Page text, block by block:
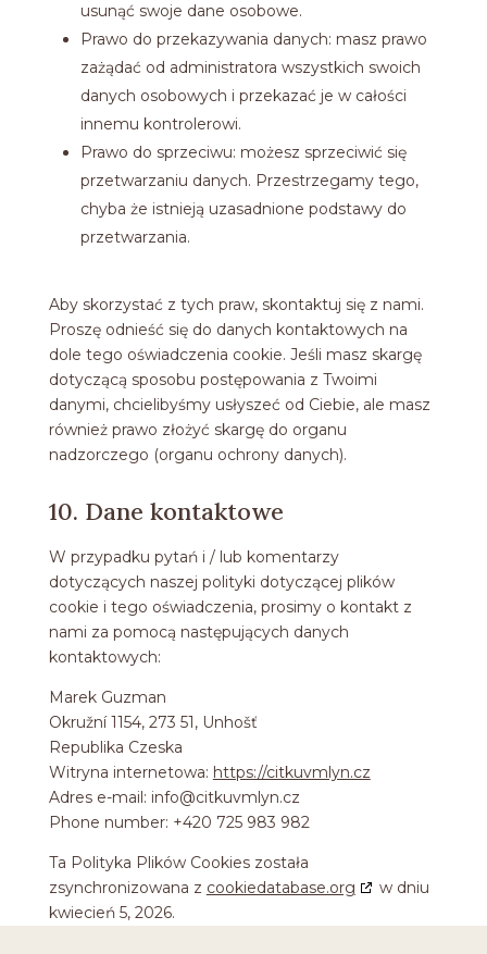
usunąć swoje dane osobowe.
Prawo do przekazywania danych: masz prawo
zażądać od administratora wszystkich swoich
danych osobowych i przekazać je w całości
innemu kontrolerowi.
Prawo do sprzeciwu: możesz sprzeciwić się
przetwarzaniu danych. Przestrzegamy tego,
chyba że istnieją uzasadnione podstawy do
przetwarzania.
Aby skorzystać z tych praw, skontaktuj się z nami.
Proszę odnieść się do danych kontaktowych na
dole tego oświadczenia cookie. Jeśli masz skargę
dotyczącą sposobu postępowania z Twoimi
danymi, chcielibyśmy usłyszeć od Ciebie, ale masz
również prawo złożyć skargę do organu
nadzorczego (organu ochrony danych).
10. Dane kontaktowe
W przypadku pytań i / lub komentarzy
dotyczących naszej polityki dotyczącej plików
cookie i tego oświadczenia, prosimy o kontakt z
nami za pomocą następujących danych
kontaktowych:
Marek Guzman
Okružní 1154, 273 51, Unhošť
Republika Czeska
Witryna internetowa: https://citkuvmlyn.cz
Adres e-mail: info@citkuvmlyn.cz
Phone number: +420 725 983 982
Ta Polityka Plików Cookies została
zsynchronizowana z cookiedatabase.org
w dniu
kwiecień 5, 2026.